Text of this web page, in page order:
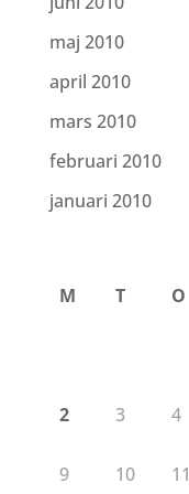
maj 2010
april 2010
mars 2010
februari 2010
januari 2010
M T O
2 3 4
9 10 11